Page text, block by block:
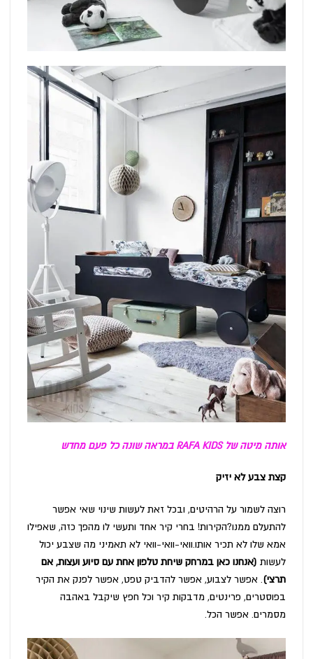
אותה מיטה של RAFA KIDS במראה שונה כל פעם מחדש
קצת צבע לא יזיק
רוצה לשמור על הרהיטים, ובכל זאת לעשות שינוי שאי אפשר
להתעלם ממנו?הקירות! בחרי קיר אחד ותעשי לו מהפך כזה, שאפילו
אמא שלו לא תכיר אותו.וואי-וואי-וואי לא תאמיני מה שצבע יכול
לעשות (אנחנו כאן במרחק שיחת טלפון אחת עם סיוע ועצות, אם
תרצי). אפשר לצבוע, אפשר להדביק טפט, אפשר לפנק את הקיר
בפוסטרים, פרינטים, מדבקות קיר וכל חפץ שיקבל באהבה
מסמרים. אפשר הכל.